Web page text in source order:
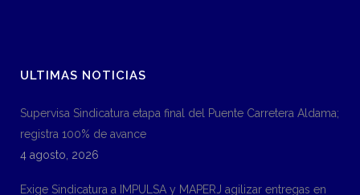
ULTIMAS NOTICIAS
Supervisa Sindicatura etapa final del Puente Carretera Aldama;
registra 100% de avance
4 agosto, 2026
Exige Sindicatura a IMPULSA y MAPERJ agilizar entregas en